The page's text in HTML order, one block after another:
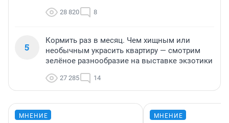
28 820 8
5
Кормить раз в месяц. Чем хищным или
необычным украсить квартиру — смотрим
зелёное разнообразие на выставке экзотики
27 285 14
МНЕНИЕ МНЕНИЕ